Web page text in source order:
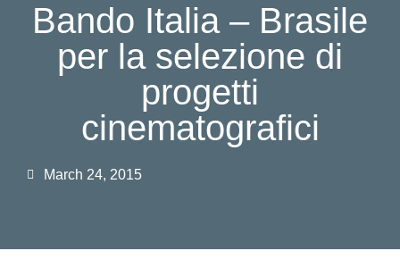
Bando Italia – Brasile
per la selezione di
progetti
cinematografici
March 24, 2015